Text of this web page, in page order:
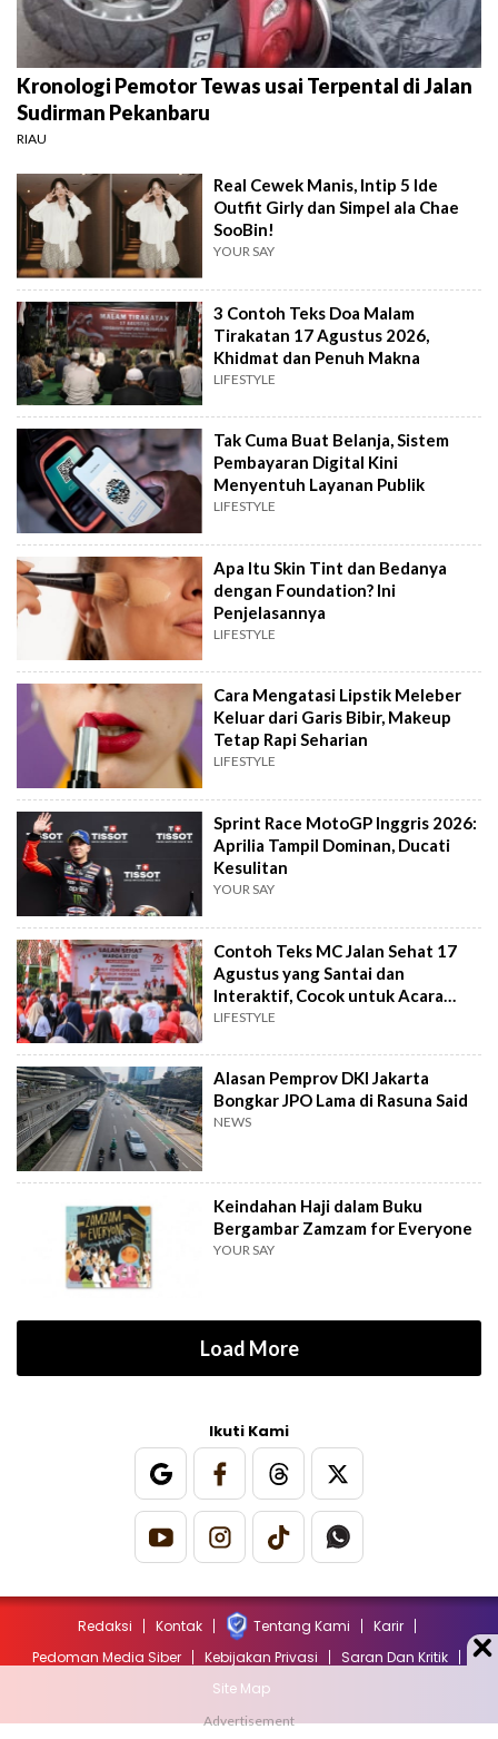
Kronologi Pemotor Tewas usai Terpental di Jalan
Sudirman Pekanbaru
RIAU
Real Cewek Manis, Intip 5 Ide
Outfit Girly dan Simpel ala Chae
SooBin!
YOUR SAY
3 Contoh Teks Doa Malam
Tirakatan 17 Agustus 2026,
Khidmat dan Penuh Makna
LIFESTYLE
Tak Cuma Buat Belanja, Sistem
Pembayaran Digital Kini
Menyentuh Layanan Publik
LIFESTYLE
Apa Itu Skin Tint dan Bedanya
dengan Foundation? Ini
Penjelasannya
LIFESTYLE
Cara Mengatasi Lipstik Meleber
Keluar dari Garis Bibir, Makeup
Tetap Rapi Seharian
LIFESTYLE
Sprint Race MotoGP Inggris 2026:
Aprilia Tampil Dominan, Ducati
Kesulitan
YOUR SAY
Contoh Teks MC Jalan Sehat 17
Agustus yang Santai dan
Interaktif, Cocok untuk Acara
Tingkat RT
LIFESTYLE
Alasan Pemprov DKI Jakarta
Bongkar JPO Lama di Rasuna Said
NEWS
Keindahan Haji dalam Buku
Bergambar Zamzam for Everyone
YOUR SAY
Load More
Ikuti Kami
Redaksi Kontak Tentang Kami
Karir
Pedoman Media Siber
Kebijakan Privasi
Saran Dan Kritik
Site Map